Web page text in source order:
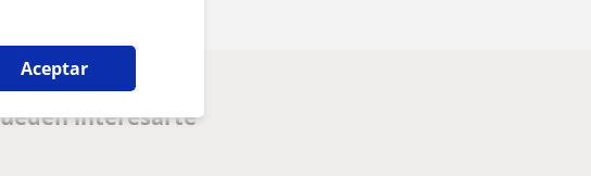
Aceptar
interesarte